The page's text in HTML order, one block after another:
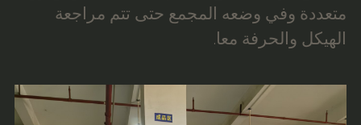
متعددة وفي وضعه المجمع حتى تتم مراجعة
الهيكل والحرفة معا.